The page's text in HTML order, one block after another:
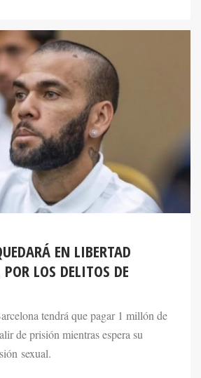
EN LIBERTAD
LOS DELITOS DE
tendrá que pagar 1 millón de
de prisión mientras espera su
sexual.